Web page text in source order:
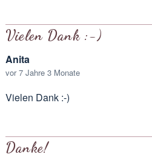
Vielen Dank :-)
Anita
vor 7 Jahre 3 Monate
Vielen Dank :-)
Danke!